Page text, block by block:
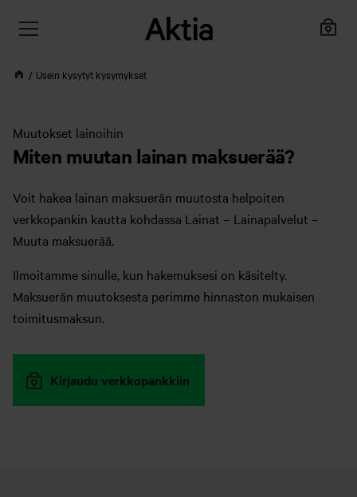
Usein kysytyt kysymykset
Muutokset lainoihin
Miten muutan lainan maksuerää?
Voit hakea lainan maksuerän muutosta helpoiten
verkkopankin kautta kohdassa Lainat – Lainapalvelut –
Muuta maksuerää.
Ilmoitamme sinulle, kun hakemuksesi on käsitelty.
Maksuerän muutoksesta perimme hinnaston mukaisen
toimitusmaksun.
Kirjaudu verkkopankkiin